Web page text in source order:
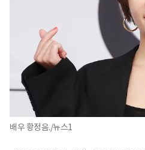
배우 황정음./뉴스1